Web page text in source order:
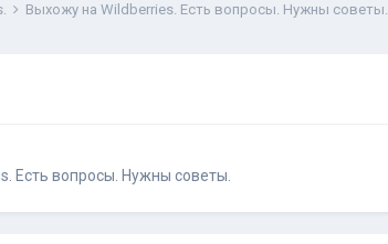
Выхожу на Wildberries. Есть вопросы. Нужны советы.
Есть вопросы. Нужны советы.